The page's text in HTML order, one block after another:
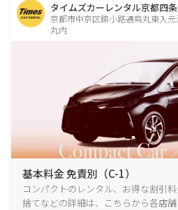
タイムズカーレンタル京都四
京都市中京区錦小路通烏丸東入
丸内
基本料金 免責別（C-1）
コンパクトのレンタル、お得な割引
捨てなどの詳細は、こちらから各店舗